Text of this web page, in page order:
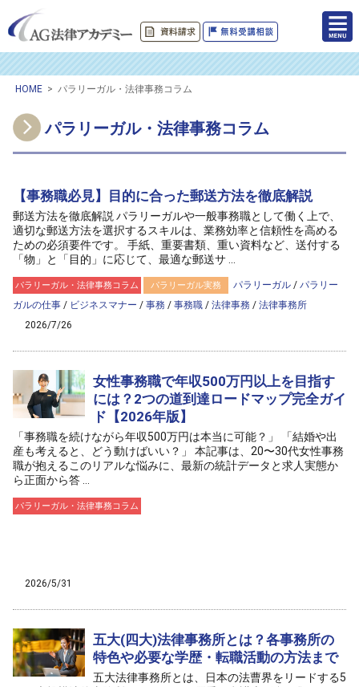
HOME > パラリーガル・法律事務コラム
パラリーガル・法律事務コラム
【事務職必見】目的に合った郵送方法を徹底解説
郵送方法を徹底解説 パラリーガルや一般事務職として働く上で、
適切な郵送方法を選択するスキルは、業務効率と信頼性を高める
ための必須要件です。 手紙、重要書類、重い資料など、送付する
「物」と「目的」に応じて、最適な郵送サ ...
パラリーガル・法律事務コラム パラリーガル実務 パラリーガル / パラリー
ガルの仕事 / ビジネスマナー / 事務 / 事務職 / 法律事務 / 法律事務所
2026/7/26
女性事務職で年収500万円以上を目指す
には？2つの道到達ロードマップ完全ガイ
ド【2026年版】
「事務職を続けながら年収500万円は本当に可能？」 「結婚や出
産も考えると、どう動けばいい？」 本記事は、20〜30代女性事務
職が抱えるこのリアルな悩みに、最新の統計データと求人実態か
ら正面から答 ...
パラリーガル・法律事務コラム
2026/5/31
五大(四大)法律事務所とは？各事務所の
特色や必要な学歴・転職活動の方法まで
五大法律事務所とは、日本の法曹界をリードする5